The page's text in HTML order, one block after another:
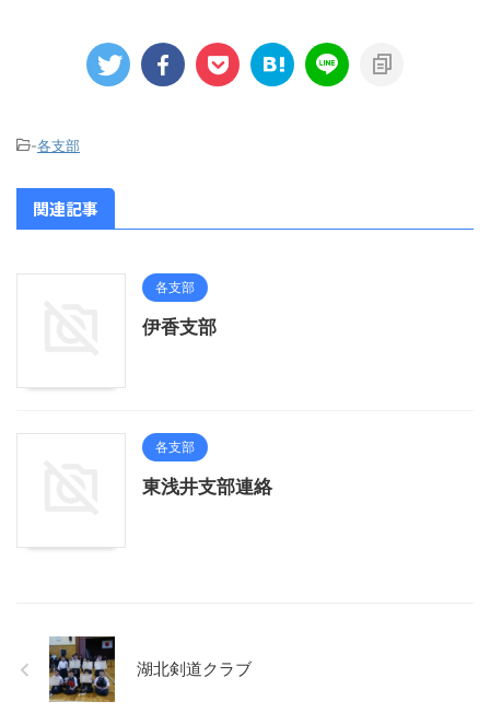
-各支部
関連記事
各支部
伊香支部
各支部
東浅井支部連絡
湖北剣道クラブ